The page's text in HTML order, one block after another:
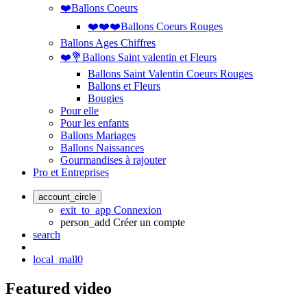
❤️Ballons Coeurs
❤️❤️❤️Ballons Coeurs Rouges
Ballons Ages Chiffres
❤️💐Ballons Saint valentin et Fleurs
Ballons Saint Valentin Coeurs Rouges
Ballons et Fleurs
Bougies
Pour elle
Pour les enfants
Ballons Mariages
Ballons Naissances
Gourmandises à rajouter
Pro et Entreprises
account_circle
exit_to_app Connexion
person_add Créer un compte
search
local_mall0
Featured video